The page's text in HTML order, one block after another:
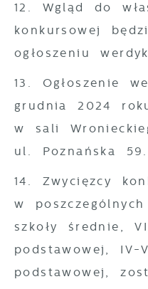
12. Wgląd do
konkursowej
ogłoszeniu
13. Ogłoszenie
grudnia 2024
w sali
ul. Poznańska 59.
14. Zwycięzcy
w
szkoły średnie,
podstawowej, IV-
podstawowej,